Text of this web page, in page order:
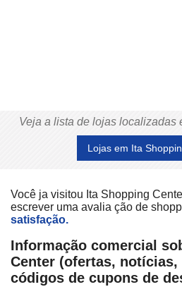
Veja a lista de lojas localizadas
Lojas em Ita
Você ja visitou Ita Shopping
escrever uma avalia ção de
satisfação.
Informação comercial
Center (ofertas,
códigos de cupons de